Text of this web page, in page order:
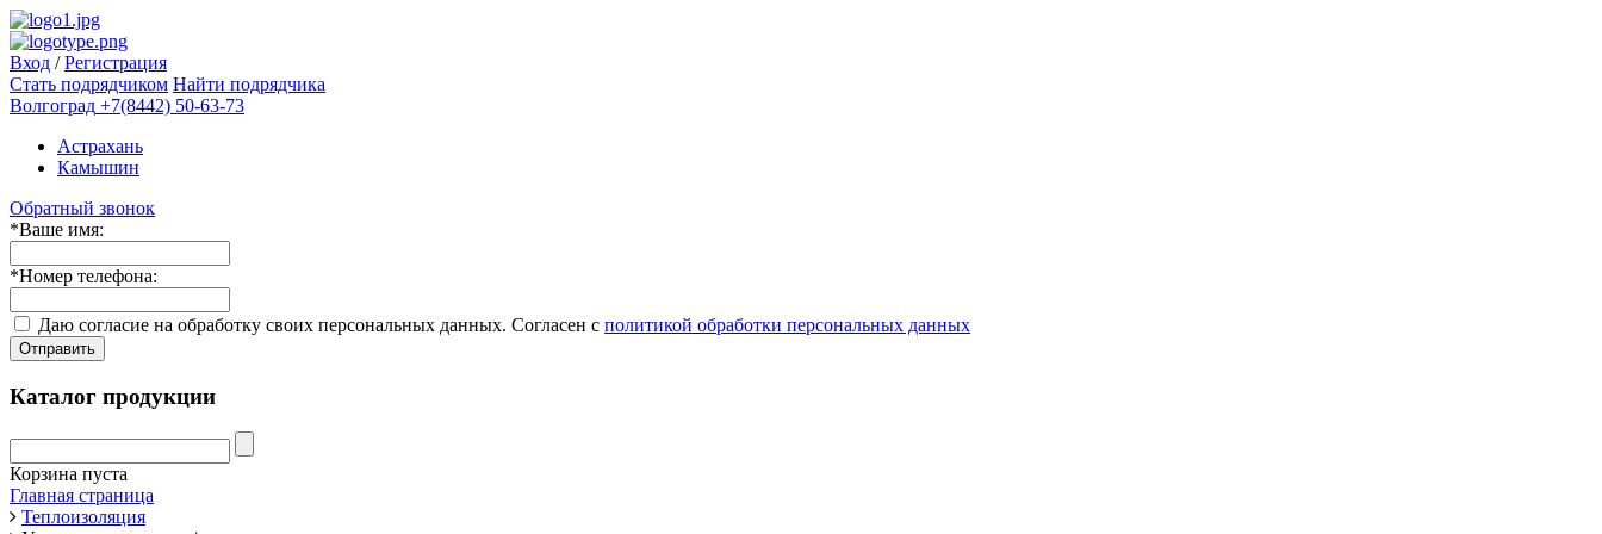
Вход /Регистрация
Стать подрядчиком Найти подрядчика
Волгоград +7(8442) 50-63-73
Астрахань
Камышин
Обратный звонок
*Ваше имя:
*Номер телефона:
Даю согласие на обработку своих персональных данных. Согласен с политикой обработки персональных данных
Отправить
Каталог продукции
Корзина пуста
Главная страница
Теплоизоляция